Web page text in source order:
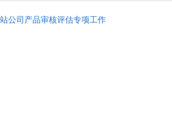
公司产品审核评估专项工作